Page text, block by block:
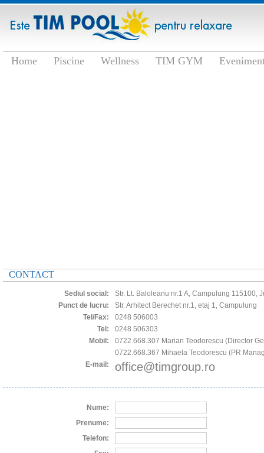
Home Piscine Wellness TIM GYM
CONTACT
Sediul social:
Str. Lt. Baloleanu nr.1 A, Campulung 115100,
Punct de lucru:
Str. Arhitect Berechet nr.1, etaj 1, Campulung
Tel/Fax:
0248 506003
Tel:
0248 506303
Mobil:
0722.668.307 Marian Teodorescu (Director
0722.668.367 Mihaela Teodorescu (PR
E-mail:
office@timgroup.ro
Nume:
Prenume:
Telefon: